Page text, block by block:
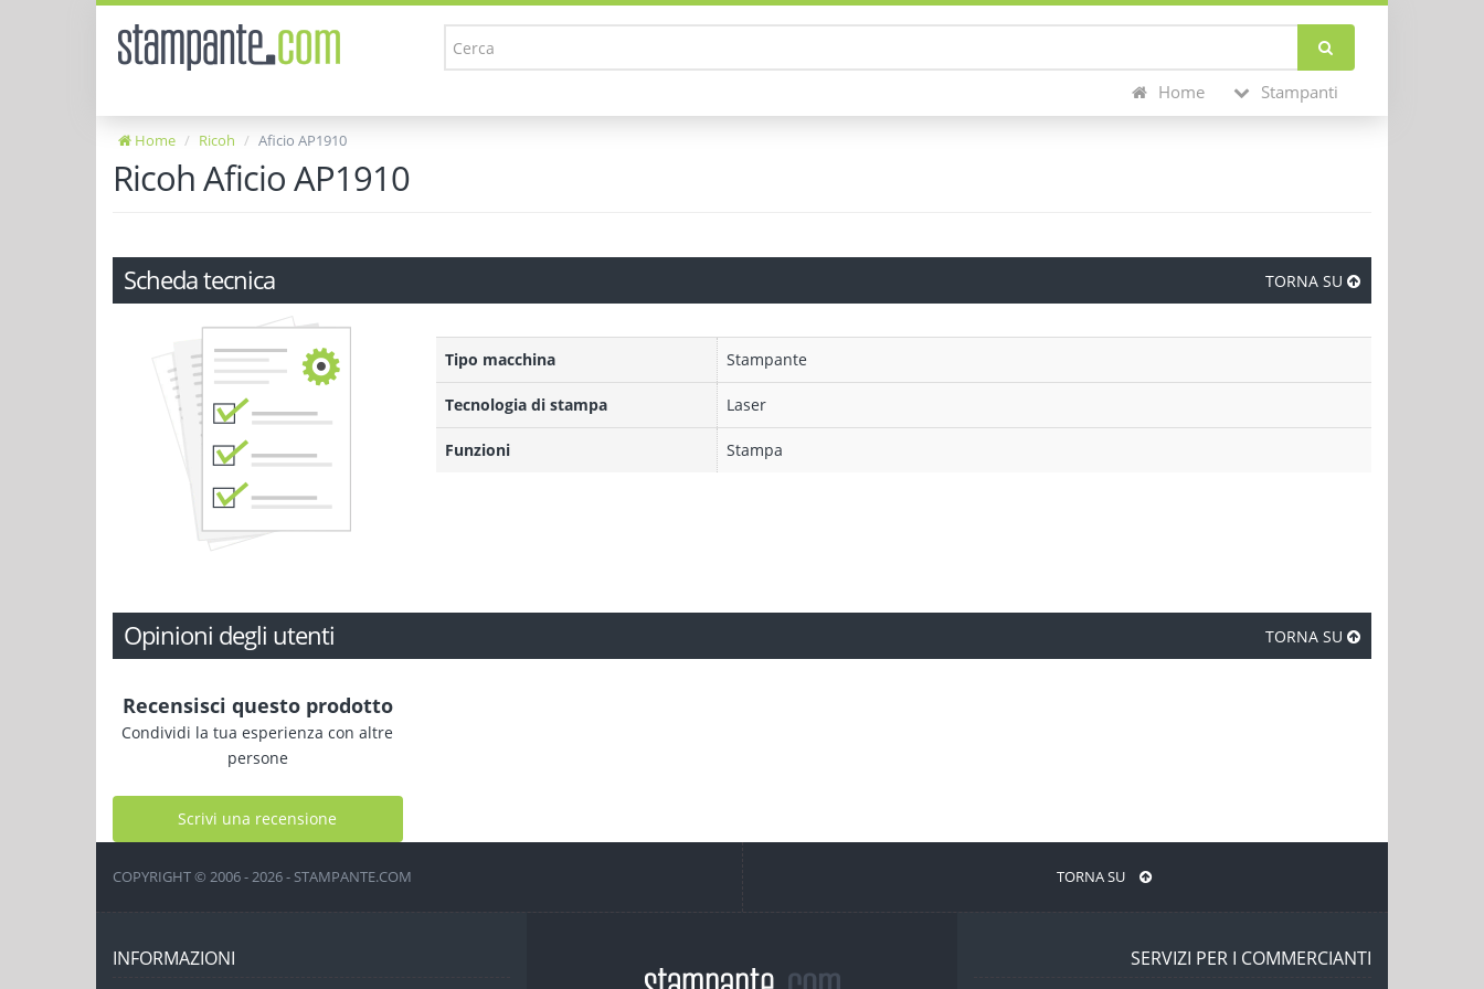
Home Stampanti
Home Ricoh Aficio AP1910
Ricoh Aficio AP1910
Scheda tecnica TORNA SU
Tipo macchina Stampante
Tecnologia di stampa Laser
Funzioni Stampa
Opinioni degli utenti TORNA SU
Recensisci questo prodotto
Condividi la tua esperienza con altre
persone
Scrivi una recensione
COPYRIGHT © 2006 - 2026 - STAMPANTE.COM TORNA SU
INFORMAZIONI SERVIZI PER I COMMERCIANTI